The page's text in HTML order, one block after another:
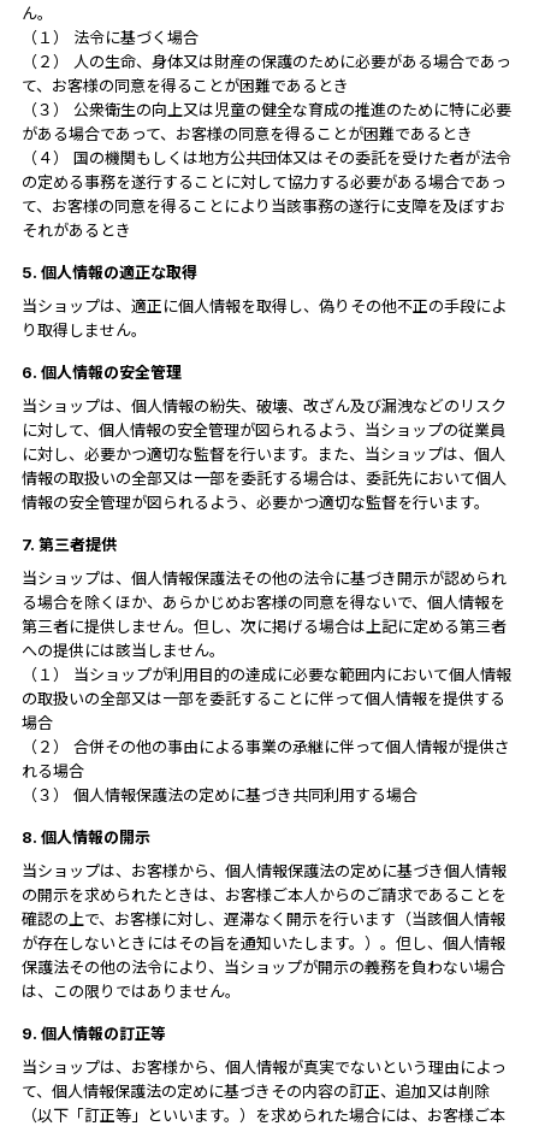
ん。
（１） 法令に基づく場合
（２） 人の生命、身体又は財産の保護のために必要がある場合であっ
て、お客様の同意を得ることが困難であるとき
（３） 公衆衛生の向上又は児童の健全な育成の推進のために特に必要
がある場合であって、お客様の同意を得ることが困難であるとき
（４） 国の機関もしくは地方公共団体又はその委託を受けた者が法令
の定める事務を遂行することに対して協力する必要がある場合であっ
て、お客様の同意を得ることにより当該事務の遂行に支障を及ぼすお
それがあるとき
5. 個人情報の適正な取得
当ショップは、適正に個人情報を取得し、偽りその他不正の手段によ
り取得しません。
6. 個人情報の安全管理
当ショップは、個人情報の紛失、破壊、改ざん及び漏洩などのリスク
に対して、個人情報の安全管理が図られるよう、当ショップの従業員
に対し、必要かつ適切な監督を行います。また、当ショップは、個人
情報の取扱いの全部又は一部を委託する場合は、委託先において個人
情報の安全管理が図られるよう、必要かつ適切な監督を行います。
7. 第三者提供
当ショップは、個人情報保護法その他の法令に基づき開示が認められ
る場合を除くほか、あらかじめお客様の同意を得ないで、個人情報を
第三者に提供しません。但し、次に掲げる場合は上記に定める第三者
への提供には該当しません。
（１） 当ショップが利用目的の達成に必要な範囲内において個人情報
の取扱いの全部又は一部を委託することに伴って個人情報を提供する
場合
（２） 合併その他の事由による事業の承継に伴って個人情報が提供さ
れる場合
（３） 個人情報保護法の定めに基づき共同利用する場合
8. 個人情報の開示
当ショップは、お客様から、個人情報保護法の定めに基づき個人情報
の開示を求められたときは、お客様ご本人からのご請求であることを
確認の上で、お客様に対し、遅滞なく開示を行います（当該個人情報
が存在しないときにはその旨を通知いたします。）。但し、個人情報
保護法その他の法令により、当ショップが開示の義務を負わない場合
は、この限りではありません。
9. 個人情報の訂正等
当ショップは、お客様から、個人情報が真実でないという理由によっ
て、個人情報保護法の定めに基づきその内容の訂正、追加又は削除
（以下「訂正等」といいます。）を求められた場合には、お客様ご本